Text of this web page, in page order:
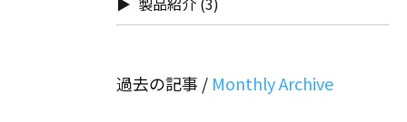
過去の記事 /